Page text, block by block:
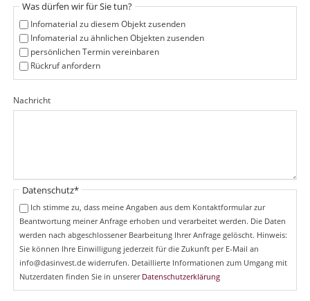
fc Was dürfen wir für Sie tun?
Infomaterial zu diesem Objekt zusenden
Infomaterial zu ähnlichen Objekten zusenden
persönlichen Termin vereinbaren
Rückruf anfordern
Nachricht
Pflichtfeld
Datenschutz*
Ich stimme zu, dass meine Angaben aus dem Kontaktformular zur
Beantwortung meiner Anfrage erhoben und verarbeitet werden. Die Daten
werden nach abgeschlossener Bearbeitung Ihrer Anfrage gelöscht. Hinweis:
Sie können Ihre Einwilligung jederzeit für die Zukunft per E-Mail an
info@dasinvest.de widerrufen. Detaillierte Informationen zum Umgang mit
Nutzerdaten finden Sie in unserer Datenschutzerklärung